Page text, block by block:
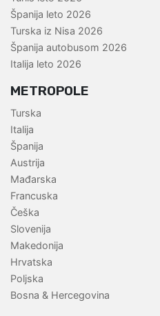
Španija leto 2026
Turska iz Nisa 2026
Španija autobusom 2026
Italija leto 2026
METROPOLE
Turska
Italija
Španija
Austrija
Mađarska
Francuska
Češka
Slovenija
Makedonija
Hrvatska
Poljska
Bosna & Hercegovina